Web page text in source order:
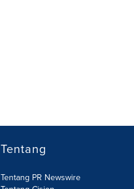
Tentang
Tentang PR Newswire